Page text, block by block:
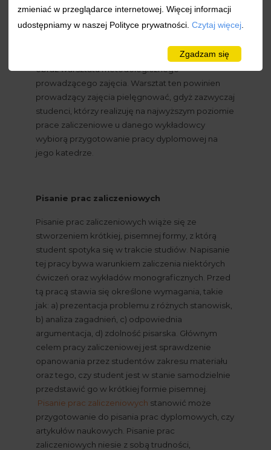
ale także przyzwyczajają ich do pisania prac
dyplomowych. W ocenianiu tych prac
pamiętać, że ocena prac grupy studentów daje
obraz warsztatu metodologicznego
prowadzącego zajęcia. Warsztat ten powinien
prowadzący zajęcia pielęgnować, gdyż zazwyczaj
studenci, którzy realizuję na najwyższym poziomie
prace zaliczeniowe u danego wykładowcy
wybiorą przygotowanie pracy dyplomowej na
jego katedrze.
Pisanie prac zaliczeniowych
Pisanie prac zaliczeniowych wiąże się ze
stworzeniem krótkiej, pisemnej formy, z którą
student spotyka się w trakcie studiów. Napisanie
tej pracy bywa warunkiem zaliczenia niektórych
ćwiczeń oraz wykładów monograficznych. Przed
tą pracą stawia się określone wymagania, takie
jak: a) prezentacja problemu z różnych stanowisk,
b) analiza zagadnień, c) odpowiednia
argumentacja, d) zdolność pisarska. Głównym
celem pracy zaliczeniowej jest sprawdzenie
opanowania przez studentów zakresu materiału
oraz tego, czy student jest w stanie samodzielnie
przedstawić go w krótkiej formie pisemnej.
Pisanie prac zaliczeniowych stanowić może
przygotowanie do pisania prac dyplomowych, czy
artykułów naukowych. Pisanie prac
zaliczeniowych niesie z sobą trudności,
zmieniać w przeglądarce internetowej. Więcej informacji
udostępniamy w naszej Polityce prywatności. Czytaj więcej
Zgadzam się